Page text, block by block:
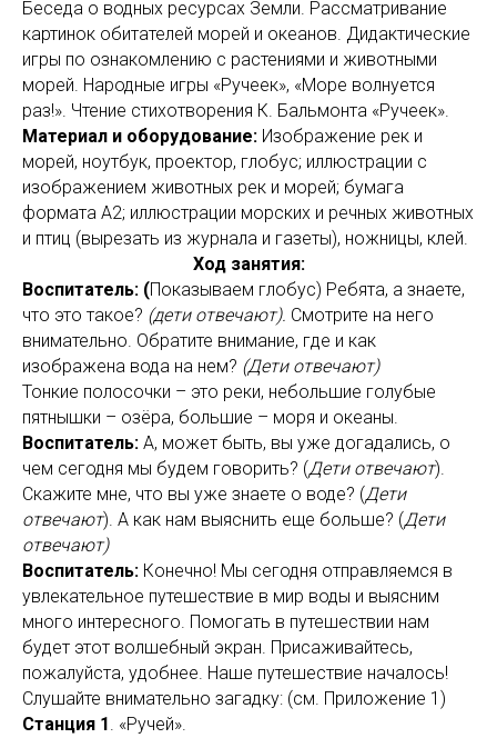
Беседа о водных ресурсах Земли. Рассматривание
картинок обитателей морей и океанов. Дидактические
игры по ознакомлению с растениями и животными
морей. Народные игры «Ручеек», «Море волнуется
раз!». Чтение стихотворения К. Бальмонта «Ручеек».
Материал и оборудование: Изображение рек и
морей, ноутбук, проектор, глобус; иллюстрации с
изображением животных рек и морей; бумага
формата А2; иллюстрации морских и речных животных
и птиц (вырезать из журнала и газеты), ножницы, клей.
Ход занятия:
Воспитатель: (Показываем глобус) Ребята, а знаете,
что это такое? (дети отвечают). Смотрите на него
внимательно. Обратите внимание, где и как
изображена вода на нем? (Дети отвечают)
Тонкие полосочки – это реки, небольшие голубые
пятнышки – озёра, большие – моря и океаны.
Воспитатель: А, может быть, вы уже догадались, о
чем сегодня мы будем говорить? (Дети отвечают).
Скажите мне, что вы уже знаете о воде? (Дети
отвечают). А как нам выяснить еще больше? (Дети
отвечают)
Воспитатель: Конечно! Мы сегодня отправляемся в
увлекательное путешествие в мир воды и выясним
много интересного. Помогать в путешествии нам
будет этот волшебный экран. Присаживайтесь,
пожалуйста, удобнее. Наше путешествие началось!
Слушайте внимательно загадку: (см. Приложение 1)
Станция 1. «Ручей».